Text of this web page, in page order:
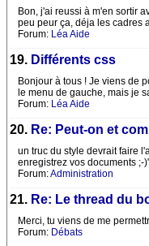
Bon, j'ai reussi à m'en sortir
peu peur ça, déja les cadres
Forum: Léa Aide
19. Différents css
Bonjour à tous ! Je viens de
le menu de gauche, mais je
Forum: Léa Aide
20. Re: Peut-on et
un truc du style devrait faire
enregistrez vos documents ;-
Forum:Administration
21. Re: Le thread du
Merci, tu viens de me
Forum: Débats